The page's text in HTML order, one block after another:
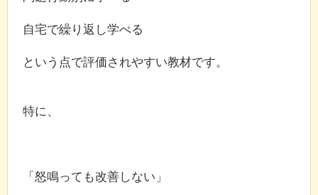
自宅で繰り返し学べる
という点で評価されやすい教材です。
特に、
「怒鳴っても改善しない」